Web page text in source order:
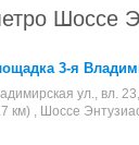
Шоссе
3-я
ул., вл.
км) , Шоссе